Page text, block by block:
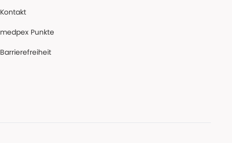
Kontakt
medpex Punkte
Barrierefreiheit